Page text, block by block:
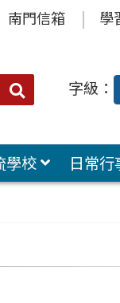
南門信箱 學
搜
字級：
學校 日常行